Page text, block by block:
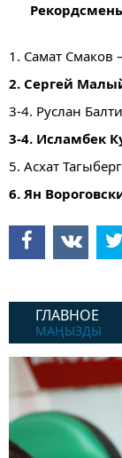
ГЛАВНОЕ
МАҢЫЗДЫ
1. Самат Смаков
2. Сергей
3-4. Руслан
3-4. Исламбек
5. Асхат
6. Ян